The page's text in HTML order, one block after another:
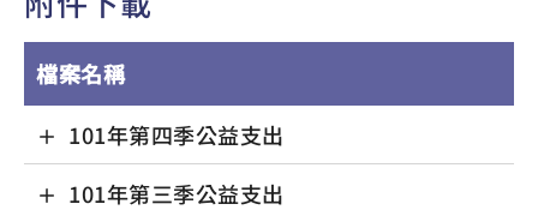
檔案名稱
101年第四季公益支出
101年第三季公益支出